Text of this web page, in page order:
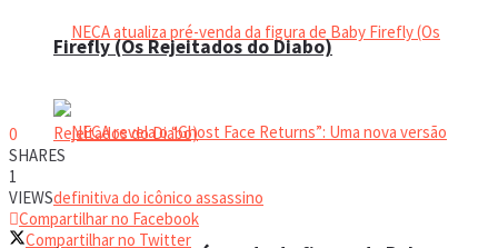
Firefly (Os Rejeitados do Diabo)
0
SHARES
1
VIEWS
Compartilhar no Facebook
Compartilhar no Twitter